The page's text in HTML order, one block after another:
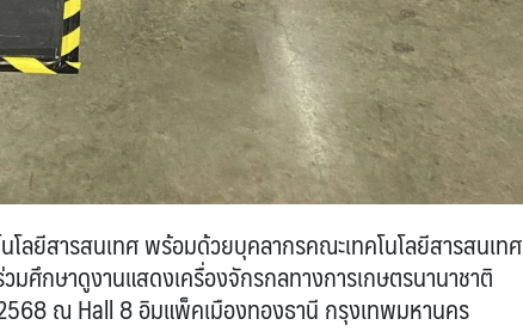
ลยีสารสนเทศ พร้อมด้วยบุคลากรคณะเทคโนโลยีสารสนเทศ
ศึกษาดูงานแสดงเครื่องจักรกลทางการเกษตรนานาชาติ
ณ Hall 8 อิมแพ็คเมืองทองธานี กรุงเทพมหานคร